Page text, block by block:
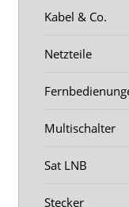
Kabel & Co.
Netzteile
Multischalter
Sat LNB
Stecker